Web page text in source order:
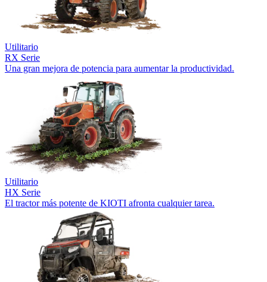
Utilitario
RX Serie
Una gran mejora de potencia para aumentar la productividad.
Utilitario
HX Serie
El tractor más potente de KIOTI afronta cualquier tarea.